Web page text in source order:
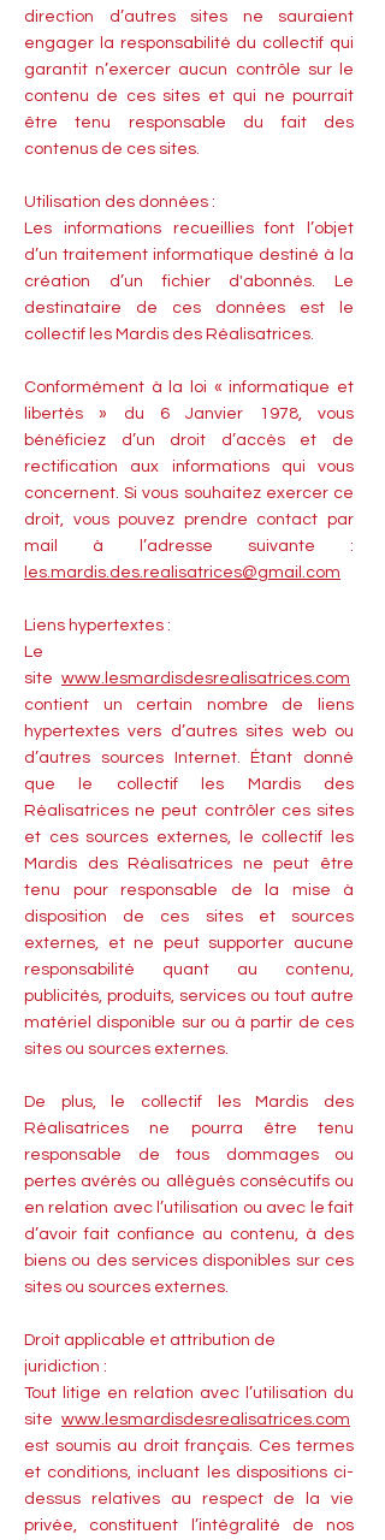
direction d’autres sites ne sauraient
engager la responsabilité du collectif qui
garantit n’exercer aucun contrôle sur le
contenu de ces sites et qui ne pourrait
être tenu responsable du fait des
contenus de ces sites.
Utilisation des données :
Les informations recueillies font l’objet
d’un traitement informatique destiné à la
création d’un fichier d'abonnés. Le
destinataire de ces données est le
collectif les Mardis des Réalisatrices.
Conformément à la loi « informatique et
libertés » du 6 Janvier 1978, vous
bénéficiez d’un droit d’accès et de
rectification aux informations qui vous
concernent. Si vous souhaitez exercer ce
droit, vous pouvez prendre contact par
mail à l’adresse suivante :
les.mardis.des.realisatrices@gmail.com
Liens hypertextes :
Le
site www.lesmardisdesrealisatrices.com
contient un certain nombre de liens
hypertextes vers d’autres sites web ou
d’autres sources Internet. Étant donné
que le collectif les Mardis des
Réalisatrices ne peut contrôler ces sites
et ces sources externes, le collectif les
Mardis des Réalisatrices ne peut être
tenu pour responsable de la mise à
disposition de ces sites et sources
externes, et ne peut supporter aucune
responsabilité quant au contenu,
publicités, produits, services ou tout autre
matériel disponible sur ou à partir de ces
sites ou sources externes.
De plus, le collectif les Mardis des
Réalisatrices ne pourra être tenu
responsable de tous dommages ou
pertes avérés ou allégués consécutifs ou
en relation avec l’utilisation ou avec le fait
d’avoir fait confiance au contenu, à des
biens ou des services disponibles sur ces
sites ou sources externes.
Droit applicable et attribution de
juridiction :
Tout litige en relation avec l’utilisation du
site www.lesmardisdesrealisatrices.com
est soumis au droit français. Ces termes
et conditions, incluant les dispositions ci-
dessus relatives au respect de la vie
privée, constituent l’intégralité de nos